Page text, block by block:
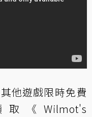
他遊戲限時免費
《Wilmot's